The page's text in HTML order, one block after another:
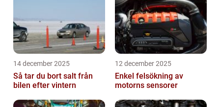
14 december 2025
Så tar du bort salt från
bilen efter vintern
12 december 2025
Enkel felsökning av
motorns sensorer